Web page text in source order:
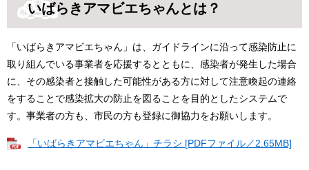
いばらきアマビエちゃんとは？
「いばらきアマビエちゃん」は、ガイドラインに沿って感染防止に
取り組んでいる事業者を応援するとともに、感染者が発生した場合
に、その感染者と接触した可能性がある方に対して注意喚起の連絡
をすることで感染拡大の防止を図ることを目的としたシステムで
す。事業者の方も、市民の方も登録に御協力をお願いします。
「いばらきアマビエちゃん」チラシ [PDFファイル／2.65MB]